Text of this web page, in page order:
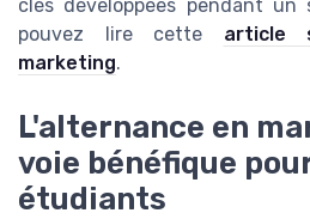
clés développées pendant un
pouvez lire cette article
marketing.
L'alternance en
voie bénéfique
étudiants